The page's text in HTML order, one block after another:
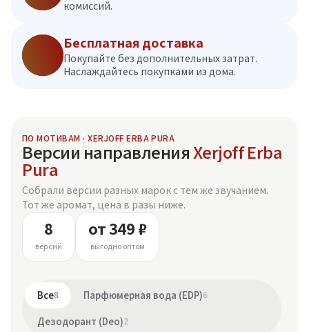
комиссий.
Бесплатная доставка
Покупайте без дополнительных затрат.
Наслаждайтесь покупками из дома.
ПО МОТИВАМ · XERJOFF ERBA PURA
Версии направления Xerjoff Erba
Pura
Собрали версии разных марок с тем же звучанием.
Тот же аромат, цена в разы ниже.
8
версий
от 349 ₽
выгодно оптом
Все8 Парфюмерная вода (EDP)6
Дезодорант (Deo)2